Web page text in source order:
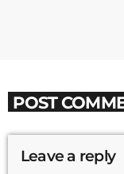
POST
Leave a reply